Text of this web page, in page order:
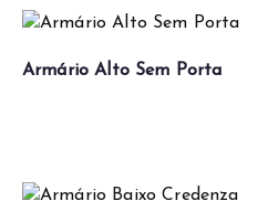
Armário Alto Sem Porta